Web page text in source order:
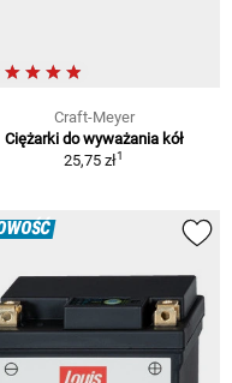
Craft-Meyer
Ciężarki do wyważania kół
25,75 zł1